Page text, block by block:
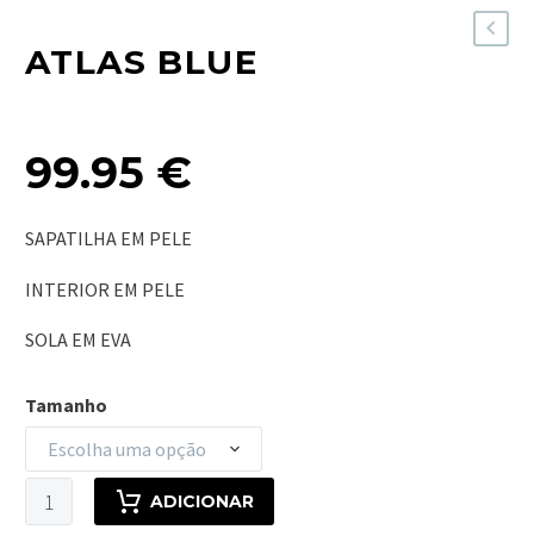
ATLAS BLUE
99.95 €
SAPATILHA EM PELE
INTERIOR EM PELE
SOLA EM EVA
Tamanho
Escolha uma opção
Quantidade
de
ADICIONAR